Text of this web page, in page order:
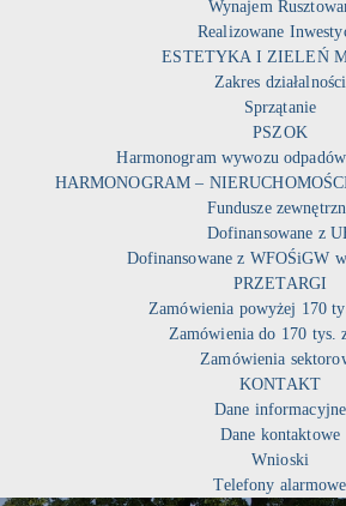
Wynajem
Realizowane
ESTETYKA I ZIELEŃ
Zakres działalności
Sprzątanie
PSZOK
Harmonogram wywozu
HARMONOGRAM –
Fundusze
Dofinansowane z
Dofinansowane z WFOŚiGW
PRZETARGI
Zamówienia powyżej 170
Zamówienia do 170 tys.
Zamówienia
KONTAKT
Dane informacyjne
Dane kontaktowe
Wnioski
Telefony alarmowe